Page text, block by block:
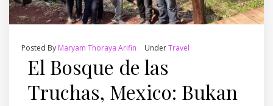
Posted By Maryam Thoraya Arifin UnderTravel
El Bosque de las
Truchas, Mexico: Bukan